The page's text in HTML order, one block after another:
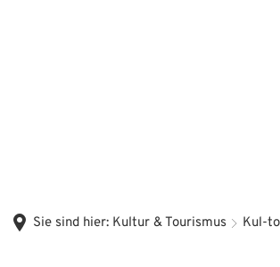
Sie sind hier: Kultur & Tourismus Kul-